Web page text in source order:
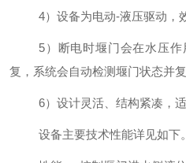
4）设备为电动-液压驱动，
5）断电时堰门会在水压
复，系统会自动检测堰门状态并复
6）设计灵活、结构紧凑，适
设备主要技术性能详见如下。